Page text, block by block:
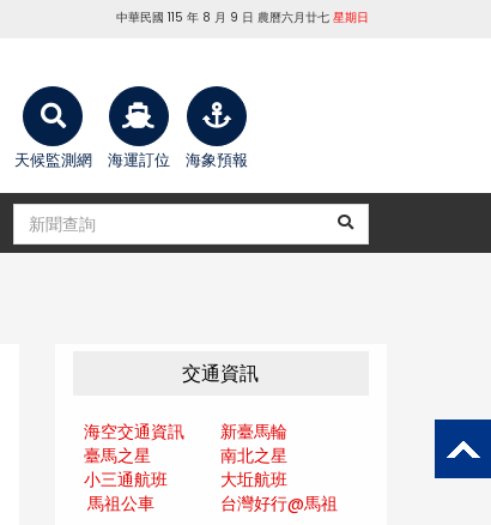
中華民國 115 年 8 月 9 日 農曆六月廿七 星期日
天候監測網 海運訂位 海象預報
交通資訊
海空交通資訊
新臺馬輪
臺馬之星
南北之星
小三通航班
大坵航班
馬祖公車
台灣好行@馬祖